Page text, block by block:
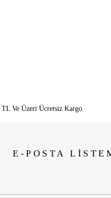
TL Ve Üzeri Ücretsiz Kargo
E-POSTA